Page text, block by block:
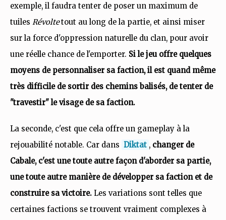
exemple, il faudra tenter de poser un maximum de
tuiles Révoltetout au long de la partie, et ainsi miser
sur la force d'oppression naturelle du clan, pour avoir
une réelle chance de l'emporter. Si le jeu offre quelques
moyens de personnaliser sa faction, il est quand même
très difficile de sortir des chemins balisés, de tenter de
"travestir" le visage de sa faction.
La seconde, c'est que cela offre un gameplay à la
rejouabilité notable. Car dans Diktat , changer de
Cabale, c'est une toute autre façon d'aborder sa partie,
une toute autre manière de développer sa faction et de
construire sa victoire. Les variations sont telles que
certaines factions se trouvent vraiment complexes à